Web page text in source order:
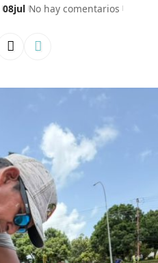
08jul No hay comentarios